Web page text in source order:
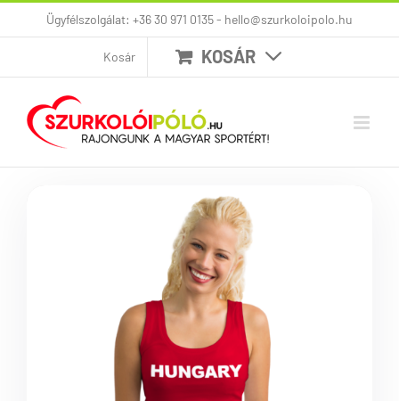
KihagyásÜgyfélszolgálat: +36 30 971 0135 - hello@szurkoloipolo.hu
Kosár KOSÁR